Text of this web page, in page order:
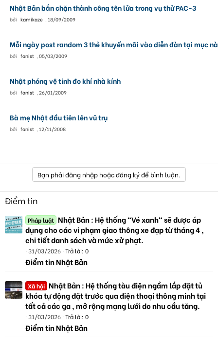
Nhật Bản bắn chặn thành công tên lửa trong vụ thử PAC-3
bởi kamikaze , 18/09/2009
Mỗi ngày post random 3 thẻ khuyến mãi vào diễn đàn tại mục
bởi fonist , 05/03/2009
Nhật phóng vệ tinh đo khí nhà kính
bởi fonist , 26/01/2009
Bà mẹ Nhật đầu tiên lên vũ trụ
bởi fonist , 12/11/2008
Bạn phải đăng nhập hoặc đăng ký để bình luận.
Điểm tin
Pháp luật Nhật Bản : Hệ thống "Vé xanh" sẽ được áp
dụng cho các vi phạm giao thông xe đạp từ tháng 4 ,
chi tiết danh sách và mức xử phạt.
31/03/2026 Trả lời: 0
Điểm tin Nhật Bản
Xã hội Nhật Bản : Hệ thống tàu điện ngầm lắp đặt tủ
khóa tự động đặt trước qua điện thoại thông minh tại
tất cả các ga , mở rộng mạng lưới do nhu cầu tăng.
31/03/2026 Trả lời: 0
Điểm tin Nhật Bản